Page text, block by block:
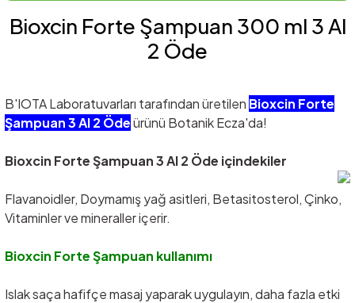
Bioxcin Forte Şampuan 300 ml 3 Al
2 Öde
B'IOTA Laboratuvarları tarafından üretilen Bioxcin Forte
Şampuan 3 Al 2 Ödeürünü Botanik Ecza'da!
Bioxcin Forte Şampuan 3 Al 2 Öde içindekiler
Flavanoidler, Doymamış yağ asitleri, Betasitosterol, Çinko,
Vitaminler ve mineraller içerir.
Bioxcin Forte Şampuan kullanımı
Islak saça hafifçe masaj yaparak uygulayın, daha fazla etki